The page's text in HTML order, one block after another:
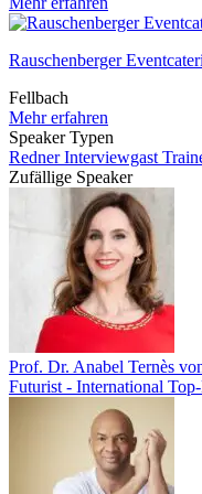
Rauschenberger
Fellbach
Mehr erfahren
Speaker Typen
RednerInterviewgast
Zufällige Speaker
Prof. Dr. Anabel Ternès
Futurist - International